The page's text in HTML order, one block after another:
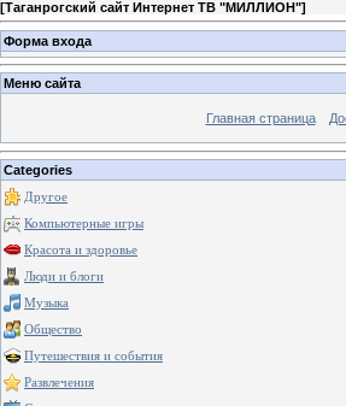
[Таганрогский сайт Интернет ТВ "МИЛЛИОН"]
Форма входа
Меню сайта
Главная страница
Categories
Другое
Компьютерные игры
Красота и здоровье
Люди и блоги
Музыка
Общество
Путешествия и события
Развлечения